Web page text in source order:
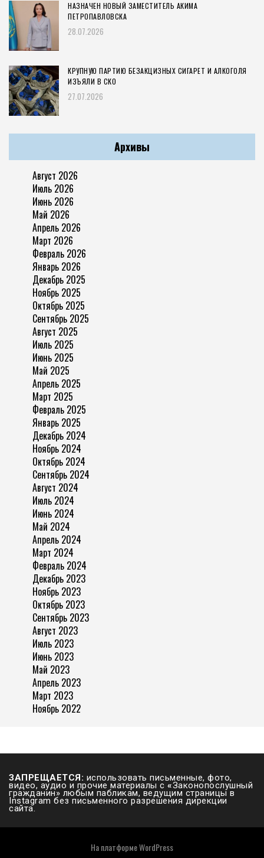
НАЗНАЧЕН НОВЫЙ ЗАМЕСТИТЕЛЬ АКИМА
ПЕТРОПАВЛОВСКА
28.07.2026
КРУПНУЮ ПАРТИЮ БЕЗАКЦИЗНЫХ СИГАРЕТ И АЛКОГОЛЯ
ИЗЪЯЛИ В СКО
27.07.2026
Архивы
Август 2026
Июль 2026
Июнь 2026
Май 2026
Апрель 2026
Март 2026
Февраль 2026
Январь 2026
Декабрь 2025
Ноябрь 2025
Октябрь 2025
Сентябрь 2025
Август 2025
Июль 2025
Июнь 2025
Май 2025
Апрель 2025
Март 2025
Февраль 2025
Январь 2025
Декабрь 2024
Ноябрь 2024
Октябрь 2024
Сентябрь 2024
Август 2024
Июль 2024
Июнь 2024
Май 2024
Апрель 2024
Март 2024
Февраль 2024
Декабрь 2023
Ноябрь 2023
Октябрь 2023
Сентябрь 2023
Август 2023
Июль 2023
Июнь 2023
Май 2023
Апрель 2023
Март 2023
Ноябрь 2022
ЗАПРЕЩАЕТСЯ: использовать письменные, фото,
видео, аудио и прочие материалы с «Законопослушный
гражданин» любым пабликам, ведущим страницы в
Instagram без письменного разрешения дирекции
сайта.
На платформеWordPress